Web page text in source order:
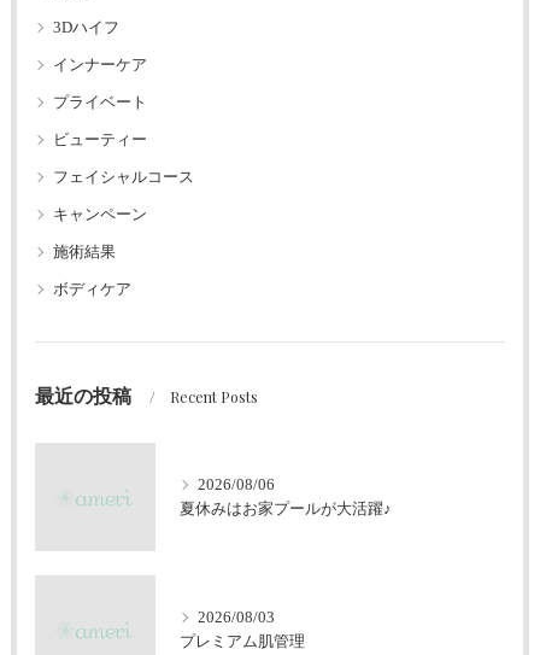
3Dハイフ
インナーケア
プライベート
ビューティー
フェイシャルコース
キャンペーン
施術結果
ボディケア
最近の投稿 Recent Posts
2026/08/06
夏休みはお家プールが大活躍♪
2026/08/03
プレミアム肌管理